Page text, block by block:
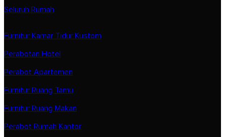
Seluruh Rumah
Furnitur Kamar Tidur Kustom
Perabotan Hotel
Perabot Apartemen
Furnitur Ruang Tamu
Furnitur Ruang Makan
Perabot Rumah Kantor